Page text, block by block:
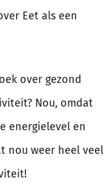
Eet als een
over gezond
Nou, omdat
energielevel en
nou weer heel veel